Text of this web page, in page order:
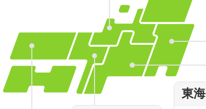
東海
スタッ
家電量販店の派遣・バイト求人
家電量販店で働くメリットをご紹介！